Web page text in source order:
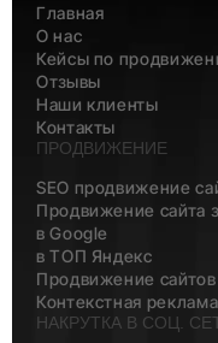
Главная
О нас
Кейсы по
Отзывы
Наши клиенты
Контакты
ПРОДВИЖЕНИЕ
SEO продвижение
Продвижение сайта
в Google
в ТОП Яндекс
Продвижение сайтов
Контекстная
НАКРУТКА В СОЦ.